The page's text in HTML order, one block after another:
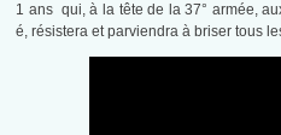
1 ans qui, à la tête de la 37° armée,
é, résistera et parviendra à briser tous